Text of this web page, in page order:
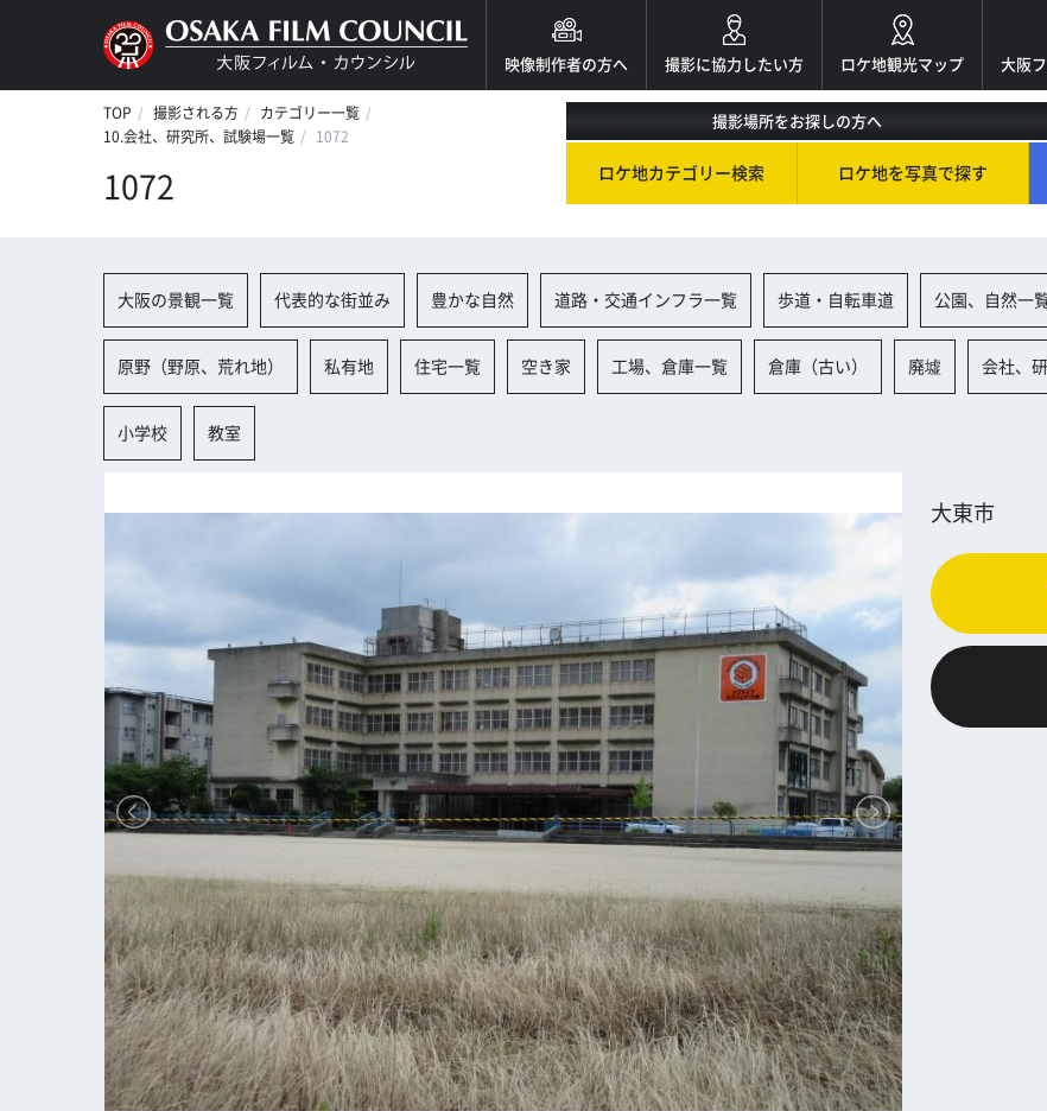
映像制作者の方へ 撮影に協力したい方 ロケ地観光マップ 大阪
TOP 撮影される方
カテゴリー一覧
10.会社、研究所、試験場一覧
1072
1072
撮影場所をお探しの方へ
ロケ地カテゴリー検索 ロケ地を写真で探す
大阪の景観一覧 代表的な街並み 豊かな自然 道路・交通インフラ一覧 歩道・自転車道 公園、自然一
原野（野原、荒れ地） 私有地 住宅一覧 空き家 工場、倉庫一覧 倉庫（古い） 廃墟 会社、
小学校 教室
大東市